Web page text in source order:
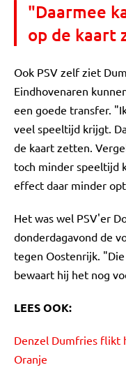
"Daarmee
op de kaart
Ook PSV zelf ziet
Eindhovenaren
een goede transfer.
veel speeltijd krijgt.
de kaart zetten.
toch minder speeltijd
effect daar minder
Het was wel PSV'er
donderdagavond de
tegen Oostenrijk.
bewaart hij het nog
LEES OOK:
Denzel Dumfries flikt
Oranje